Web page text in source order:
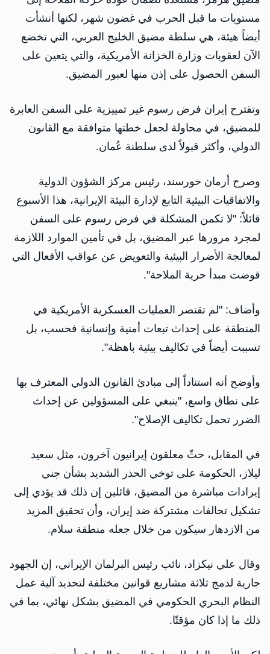
مستويات ما قبل الحرب في غضون شهر، لكنها أنشأت
أيضاً هيئة، هي سلطة مضيق الخليج العربي، التي تخضع
الآن لعقوبات وزارة الخزانة الأمريكية، والتي يتعين على
السفن الحصول على إذن منها لعبور المضيق.
وتقترح إيران فرض رسوم غير تمييزية على السفن العابرة
للمضيق، في محاولة لجعل خطتها متوافقة مع القانون
الدولي، وأكثر قبولاً لدى سلطنة عُمان.
وصرح أرمان خورسند، رئيس مركز الشؤون الدولية
والاتفاقيات البيئية التابع لإدارة البيئة الإيرانية، هذا الأسبوع
قائلاً: "لا تكمن المشكلة في فرض رسوم على السفن
لمجرد مرورها عبر المضيق، بل في تأمين الموارد اللازمة
لمعالجة الأضرار البيئية والتعويض عن عواقب الأفعال التي
قوضت مبدأ حرية الملاحة".
وأضاف: "لم تقتصر العمليات العسكرية الأمريكية في
المنطقة على إحداث تبعات أمنية وإنسانية فحسب، بل
تسببت أيضاً في تكاليف بيئية باهظة".
وأوضح أنه استناداً إلى مبادئ القانون الدولي المعترف بها
على نطاق واسع، "ينبغي على المسؤولين عن إحداث
الضرر تحمل تكاليف الإصلاح".
في المقابل، حثّ معلقون إيرانيون آخرون، مثل سعيد
ليلاز، الحكومة على توخي الحذر الشديد بشأن جني
إيرادات مباشرة من المضيق، قائلين إن ذلك قد يؤدي إلى
تشكيل تحالفات مشتركة ضد إيران، وأن تحقيق المزيد
من الازدهار سيكون من خلال جعله منطقة سلام.
وقال علي نيكزاد، نائب رئيس البرلمان الإيراني، إن الجهود
جارية لدمج ثلاثة مشاريع قوانين مختلفة لتحديد آلية عمل
النظام البحري الحكومي في المضيق بشكل نهائي، بما في
ذلك ما إذا كان مؤقتًا.